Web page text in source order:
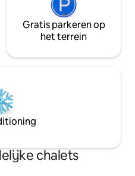
Gratis parkeren op
het terrein
chalets